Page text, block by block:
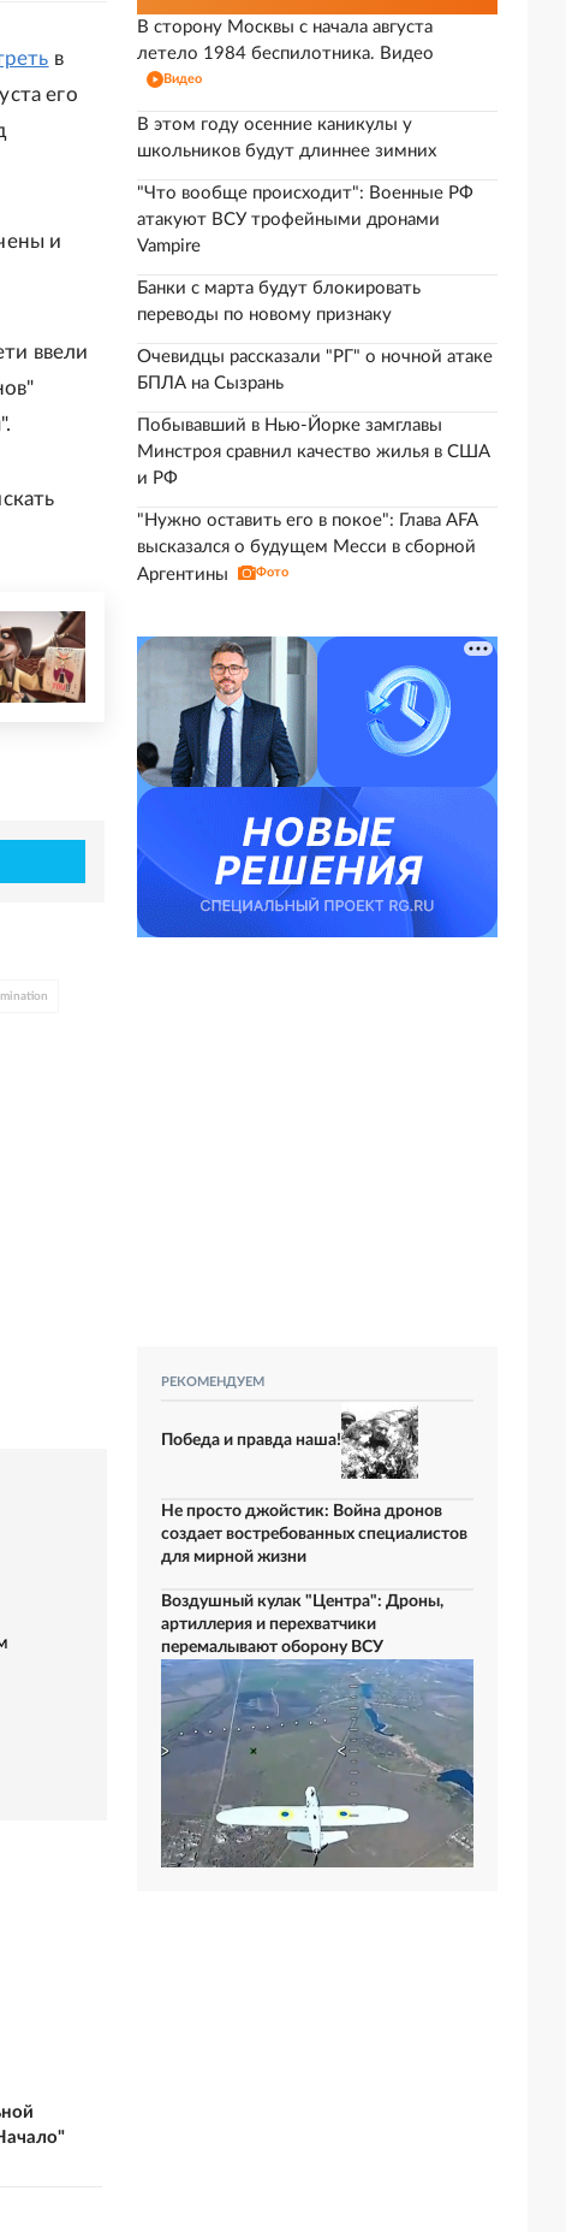
в
его
и
ввели
В сторону Москвы с начала августа
летело 1984 беспилотника. Видео
Видео
В этом году осенние каникулы у
школьников будут длиннее зимних
"Что вообще происходит": Военные РФ
атакуют ВСУ трофейными дронами
Vampire
Банки с марта будут блокировать
переводы по новому признаку
Очевидцы рассказали "РГ" о ночной атаке
БПЛА на Сызрань
Побывавший в Нью-Йорке замглавы
Минстроя сравнил качество жилья в США
и РФ
"Нужно оставить его в покое": Глава AFA
высказался о будущем Месси в сборной
Аргентины
Фото
РЕКОМЕНДУЕМ
Победа и правда наша!
Не просто джойстик: Война дронов
создает востребованных специалистов
для мирной жизни
Воздушный кулак "Центра": Дроны,
артиллерия и перехватчики
перемалывают оборону ВСУ